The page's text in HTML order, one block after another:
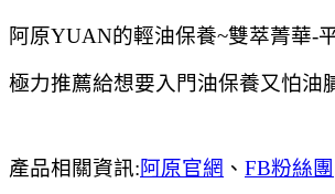
阿原YUAN的輕油保養~雙萃菁華-
極力推薦給想要入門油保養又怕油
產品相關資訊:阿原官網 、 FB粉絲團